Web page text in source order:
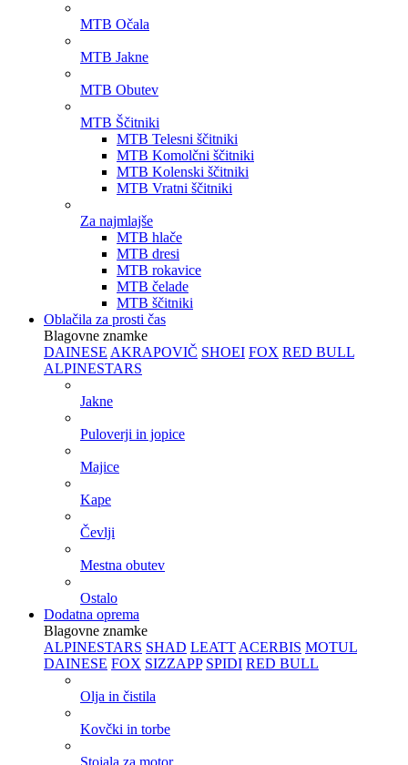
MTB Očala
MTB Jakne
MTB Obutev
MTB Ščitniki
MTB Telesni ščitniki
MTB Komolčni ščitniki
MTB Kolenski ščitniki
MTB Vratni ščitniki
Za najmlajše
MTB hlače
MTB dresi
MTB rokavice
MTB čelade
MTB ščitniki
Oblačila za prosti čas
Blagovne znamke
DAINESE AKRAPOVIČ SHOEI FOX RED BULL
ALPINESTARS
Jakne
Puloverji in jopice
Majice
Kape
Čevlji
Mestna obutev
Ostalo
Dodatna oprema
Blagovne znamke
ALPINESTARS SHAD LEATT ACERBIS MOTUL
DAINESE FOX SIZZAPP SPIDI RED BULL
Olja in čistila
Kovčki in torbe
Stojala za motor